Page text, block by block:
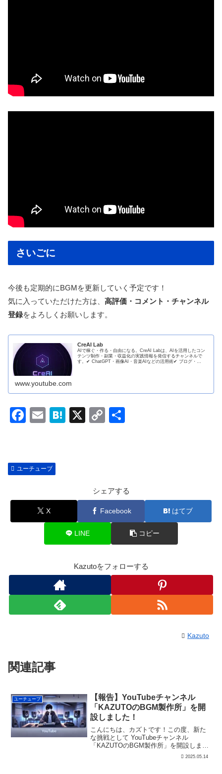
さいごに
今後も定期的にBGMを更新していく予定です！
気に入っていただけた方は、 高評価・コメント・チャンネル
登録をよろしくお願いします。
CreAI Lab
AIで稼ぐ・作る・自由になる。CreAI Labは、AIを活用したコン
テンツ制作・副業・収益化の実践情報を発信するチャンネルで
す。✔ ChatGPT・画像AI・音楽AIなどの活用術✔ ブログ・
www.youtube.com
F
e
b
k
E
H
X
C
n
k
ユーチューブ
シェアする
X Facebook はてブ
LINE コピー
Kazutoをフォローする
Kazuto
関連記事
ユーチューブ
【報告】YouTubeチャンネル
「KAZUTOのBGM製作所」を開
設しました！
こんにちは、カズトです！この度、新た
な挑戦として YouTubeチャンネル
「KAZUTOのBGM製作所」を開設しまし
た！これまでブログを通じて情報を発信
2025.05.14